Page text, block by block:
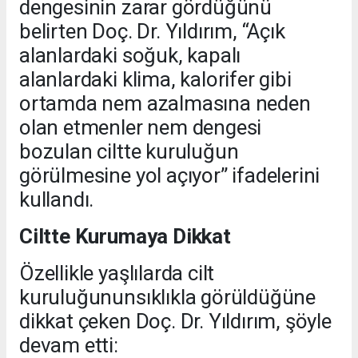
dengesinin zarar gördüğünü
belirten Doç. Dr. Yıldırım, “Açık
alanlardaki soğuk, kapalı
alanlardaki klima, kalorifer gibi
ortamda nem azalmasına neden
olan etmenler nem dengesi
bozulan ciltte kuruluğun
görülmesine yol açıyor” ifadelerini
kullandı.
Ciltte Kurumaya Dikkat
Özellikle yaşlılarda cilt
kuruluğununsıklıkla görüldüğüne
dikkat çeken Doç. Dr. Yıldırım, şöyle
devam etti: